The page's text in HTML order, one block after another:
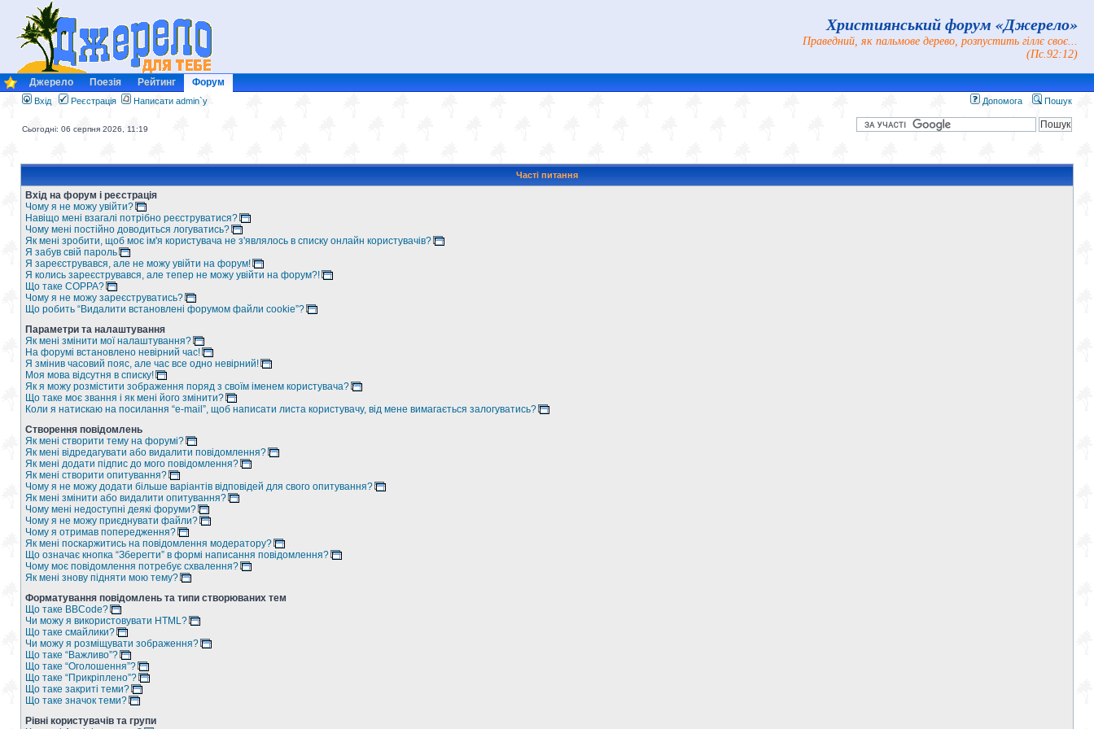
Християнський форум «Джерело»
Праведний, як пальмове дерево, розпустить гіллє своє...
(Пс.92:12)
Джерело Поезія Рейтинг Форум
Вхід Реєстрація Написати admin`у Допомога Пошук
Сьогодні: 06 серпня 2026, 11:19
Часті питання
Вхід на форум і реєстрація
Чому я не можу увійти?
Навіщо мені взагалі потрібно реєструватися?
Чому мені постійно доводиться логуватись?
Як мені зробити, щоб моє ім'я користувача не з'являлось в списку онлайн користувачів?
Я забув свій пароль
Я зареєструвався, але не можу увійти на форум!
Я колись зареєструвався, але тепер не можу увійти на форум?!
Що таке COPPA?
Чому я не можу зареєструватись?
Що робить “Видалити встановлені форумом файли cookie”?
Параметри та налаштування
Як мені змінити мої налаштування?
На форумі встановлено невірний час!
Я змінив часовий пояс, але час все одно невірний!
Моя мова відсутня в списку!
Як я можу розмістити зображення поряд з своїм іменем користувача?
Що таке моє звання і як мені його змінити?
Коли я натискаю на посилання “e-mail”, щоб написати листа користувачу, від мене вимагається залогуватись?
Створення повідомлень
Як мені створити тему на форумі?
Як мені відредагувати або видалити повідомлення?
Як мені додати підпис до мого повідомлення?
Як мені створити опитування?
Чому я не можу додати більше варіантів відповідей для свого опитування?
Як мені змінити або видалити опитування?
Чому мені недоступні деякі форуми?
Чому я не можу приєднувати файли?
Чому я отримав попередження?
Як мені поскаржитись на повідомлення модератору?
Що означає кнопка “Зберегти” в формі написання повідомлення?
Чому моє повідомлення потребує схвалення?
Як мені знову підняти мою тему?
Форматування повідомлень та типи створюваних тем
Що таке BBCode?
Чи можу я використовувати HTML?
Що таке смайлики?
Чи можу я розміщувати зображення?
Що таке “Важливо”?
Що таке “Оголошення”?
Що таке “Прикріплено”?
Що таке закриті теми?
Що таке значок теми?
Рівні користувачів та групи